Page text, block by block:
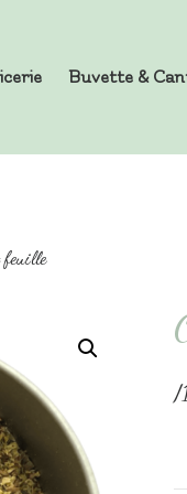
Buvette &
/